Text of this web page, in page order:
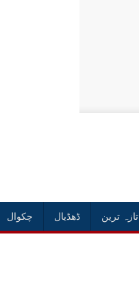
تازہ ترین ڈھڈیال چکوال